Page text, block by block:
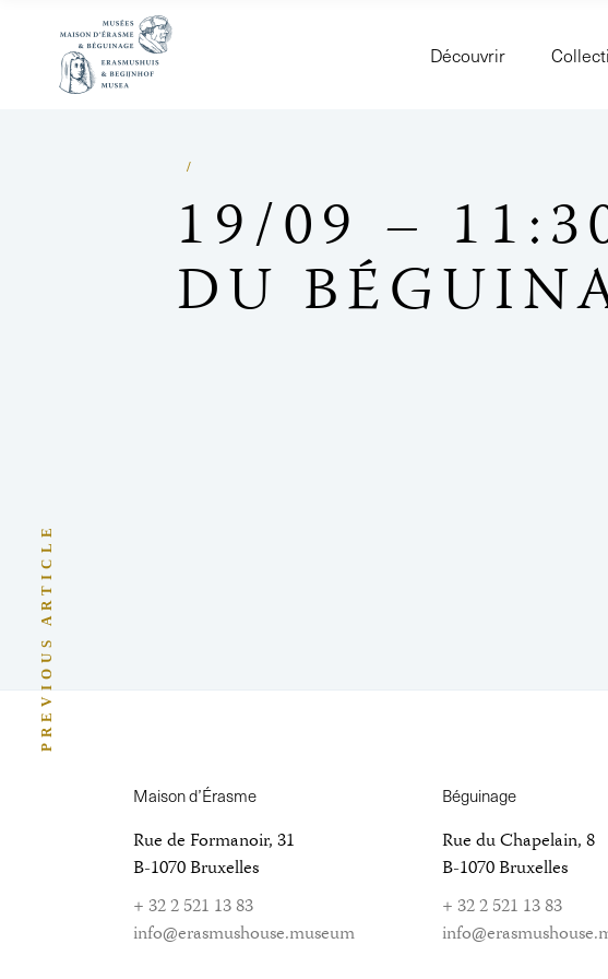
Découvrir
PREVIOUS ARTICLE
19/09 –
DU
Maison d’Érasme
Rue de Formanoir, 31
B-1070 Bruxelles
+ 32 2 521 13 83
info@erasmushouse.museum
Béguinage
Rue du Chapelain, 8
B-1070 Bruxelles
+ 32 2 521 13 83